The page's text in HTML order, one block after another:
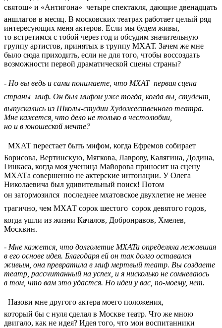
святош» и «Антигона»  четыре спектакля, дающие двенадцать
аншлагов в месяц. В московских театрах работает целый ряд
интересующих меня актеров. Если мы будем живы,
то встретимся с тобой через год и обсудим значительную
группу артистов, принятых в труппу МХАТ. Зачем же мне
было сюда приходить, если не для того, чтобы воссоздать
возможности первой драматической сцены страны?
- Но вы ведь и сами понимаете, что МХАТ  первая сцена
страны  миф. Он был мифом уже тогда, когда вы, студент,
выпускалиcь из Школы-студии Художественного театра.
Мне кажется, что дело не только в честолюбии,
но и в юношеской мечте?
 МХАТ перестает быть мифом, когда Ефремов собирает
Борисова, Вертинскую, Мягкова, Лаврову, Калягина, Додина,
Гинкаса, когда моя ученица Майорова приносит на сцену
МХАТа совершенно не актерские интонации. У Олега
Николаевича был удивительный поиск! Потом
он затормозился  последнее мхатовское двухлетие не менее
трагично, чем МХАТ сорок шестого  сорок девятого годов,
когда ушли из жизни Качалов, Добронравов, Хмелев,
Москвин.
- Мне кажется, что долголетие МХАТа определяла лежавшая
в его основе идея. Благодаря ей он так долго оставался
живым, она превратила в миф мертвый театр. Вы создаете
театр, рассчитанный на успех, и я нисколько не сомневаюсь
в том, что вам это удастся. Но идеи у вас, по-моему, нет.
 Назови мне другого актера моего положения,
который бы с нуля сделал в Москве театр. Что же мною
двигало, как не идея? Идея того, что мои воспитанники